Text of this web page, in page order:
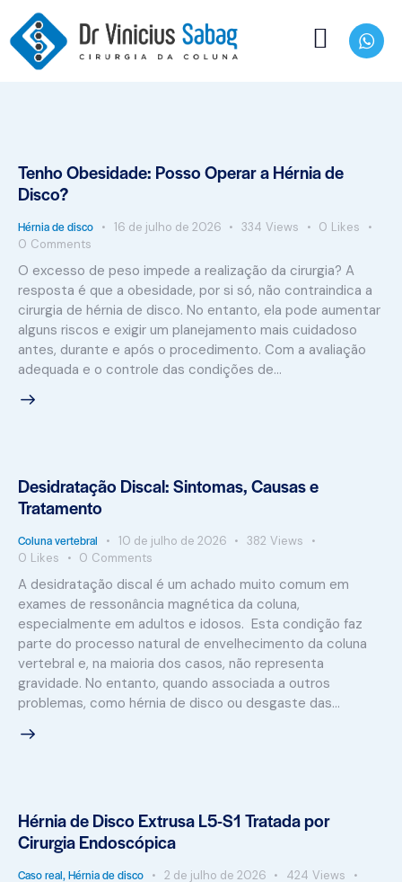
Tenho Obesidade: Posso Operar a Hérnia de
Disco?
Hérnia de disco 16 de julho de 2026 334 Views 0 Likes
0 Comments
O excesso de peso impede a realização da cirurgia? A
resposta é que a obesidade, por si só, não contraindica a
cirurgia de hérnia de disco. No entanto, ela pode aumentar
alguns riscos e exigir um planejamento mais cuidadoso
antes, durante e após o procedimento. Com a avaliação
adequada e o controle das condições de…
Desidratação Discal: Sintomas, Causas e
Tratamento
Coluna vertebral 10 de julho de 2026 382 Views
0 Likes 0 Comments
A desidratação discal é um achado muito comum em
exames de ressonância magnética da coluna,
especialmente em adultos e idosos. Esta condição faz
parte do processo natural de envelhecimento da coluna
vertebral e, na maioria dos casos, não representa
gravidade. No entanto, quando associada a outros
problemas, como hérnia de disco ou desgaste das…
Hérnia de Disco Extrusa L5-S1 Tratada por
Cirurgia Endoscópica
Caso real,Hérnia de disco 2 de julho de 2026 424 Views